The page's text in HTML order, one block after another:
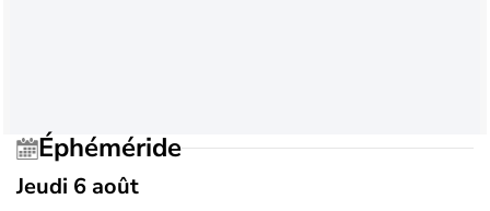
Éphéméride
Jeudi 6 août